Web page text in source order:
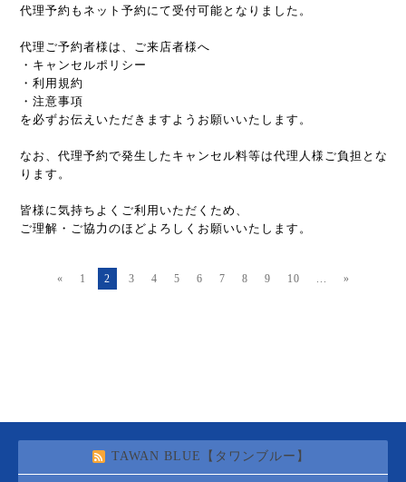
代理予約もネット予約にて受付可能となりました。
代理ご予約者様は、ご来店者様へ
・キャンセルポリシー
・利用規約
・注意事項
を必ずお伝えいただきますようお願いいたします。
なお、代理予約で発生したキャンセル料等は代理人様ご負担とな
ります。
皆様に気持ちよくご利用いただくため、
ご理解・ご協力のほどよろしくお願いいたします。
« 1 2 3 4 5 6 7 8 9 10 ... »
TAWAN BLUE【タワンブルー】